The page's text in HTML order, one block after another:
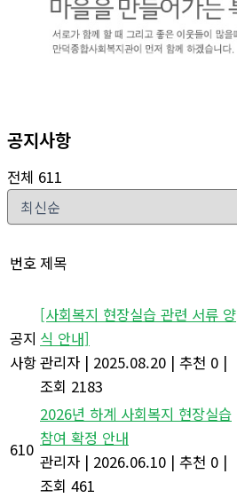
공지사항
전체 611
번호제목
공지
사항
[사회복지 현장실습 관련 서류 양
식 안내]
관리자 | 2025.08.20 | 추천 0 |
조회 2183
610
2026년 하계 사회복지 현장실습
참여 확정 안내
관리자 | 2026.06.10 | 추천 0 |
조회 461